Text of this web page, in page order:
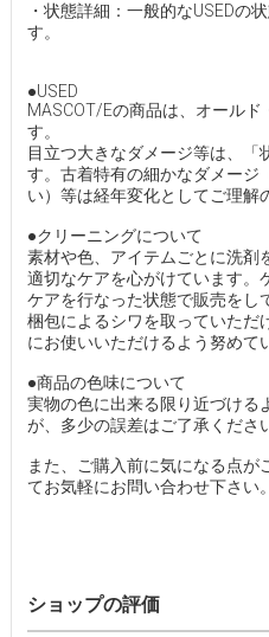
・状態詳細：一般的なUSEDの
す。
●USED
MASCOT/Eの商品は、オール
す。
目立つ大きなダメージ等は、「
す。古着特有の細かなダメージ
い）等は経年変化としてご理解
●クリーニングについて
素材や色、アイテムごとに洗剤
適切なケアを心がけています。
ケアを行なった状態で販売をし
梱包によるシワを取っていただ
にお使いいただけるよう努めて
●商品の色味について
実物の色に出来る限り近づける
が、多少の誤差はご了承くださ
また、ご購入前に気になる点が
てお気軽にお問い合わせ下さい。
ショップの評価